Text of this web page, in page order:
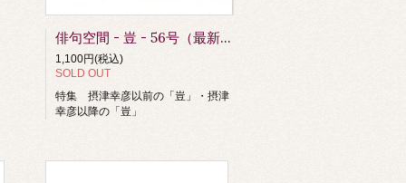
俳句空間 - 豈 - 56号（最新刊8/7発行）
1,100円(税込)
SOLD OUT
特集 摂津幸彦以前の「豈」・摂津
幸彦以降の「豈」